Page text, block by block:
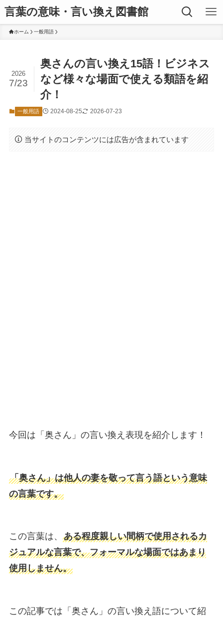
言葉の意味・言い換え図書館
ホーム 一般用語
奥さんの言い換え15語！ビジネス
など様々な場面で使える類語を紹
介！
2026
7/23
一般用語 2024-08-25 2026-07-23
当サイトのコンテンツには広告が含まれています
今回は「奥さん」の言い換え表現を紹介します！
「奥さん」は他人の妻を敬って言う語という意味
の言葉です。
この言葉は、 ある程度親しい間柄で使用されるカ
ジュアルな言葉で、フォーマルな場面ではあまり
使用しません。
この記事では「奥さん」の言い換え語について紹